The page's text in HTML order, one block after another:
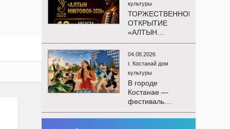
состоялся
выездной концерт
посвященной
экологической
акции «Таза
Казахстан». в
Мендыкаринский
район (п. Красная
Пресня)
культуры
ТОРЖЕСТВЕННОЕ
ОТКРЫТИЕ
«АЛТЫН
МИКРОФОН –
2026»
Приглашаем вас
торжественную
церемонию
открытия XXII
Международного
конкурса
04.08.2026
г. Костанай дом
культуры
В городе
Костанае —
фестиваль
детского
творчества